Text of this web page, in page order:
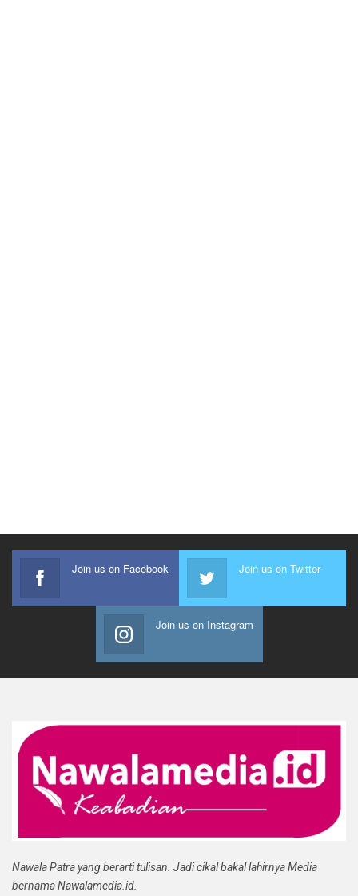
Join us on Facebook Join us on Twitter
Join us on Instagram
Nawala Patra yang berarti tulisan. Jadi cikal bakal lahirnya Media
bernama Nawalamedia.id.